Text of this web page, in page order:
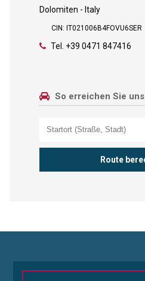
Dolomiten - Italy
CIN: IT021006B4FOVU6SER
Tel. +39 0471 847416
So erreichen Sie uns